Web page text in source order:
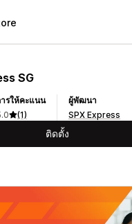
SG
รให้คะแนน
(1)
ผู้พัฒนา
SPX Express
ติดตั้ง